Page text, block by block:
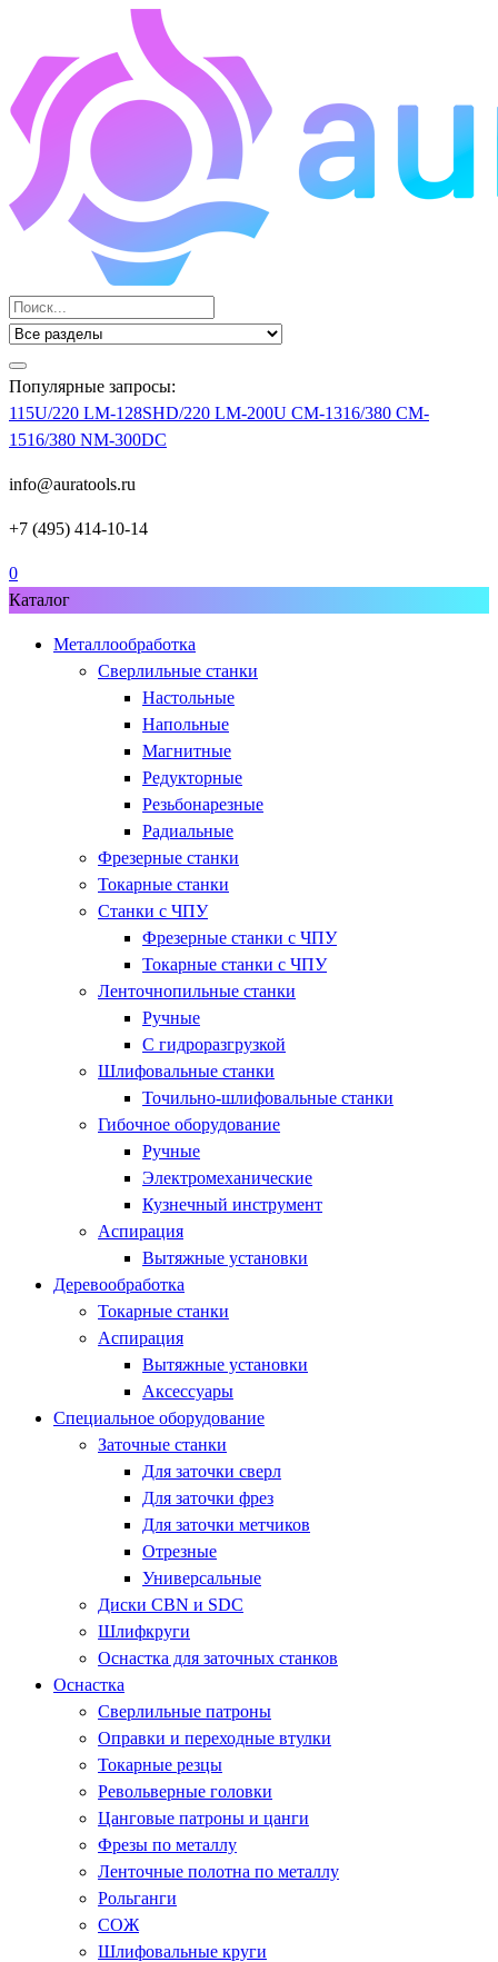
Популярные запросы:
115U/220 LM-128SHD/220 LM-200U CM-1316/380 CM-
1516/380 NM-300DC
info@auratools.ru
+7 (495) 414-10-14
0
Каталог
Металлообработка
Сверлильные станки
Настольные
Напольные
Магнитные
Редукторные
Резьбонарезные
Радиальные
Фрезерные станки
Токарные станки
Станки с ЧПУ
Фрезерные станки с ЧПУ
Токарные станки с ЧПУ
Ленточнопильные станки
Ручные
С гидроразгрузкой
Шлифовальные станки
Точильно-шлифовальные станки
Гибочное оборудование
Ручные
Электромеханические
Кузнечный инструмент
Аспирация
Вытяжные установки
Деревообработка
Токарные станки
Аспирация
Вытяжные установки
Аксессуары
Специальное оборудование
Заточные станки
Для заточки сверл
Для заточки фрез
Для заточки метчиков
Отрезные
Универсальные
Диски CBN и SDC
Шлифкруги
Оснастка для заточных станков
Оснастка
Сверлильные патроны
Оправки и переходные втулки
Токарные резцы
Револьверные головки
Цанговые патроны и цанги
Фрезы по металлу
Ленточные полотна по металлу
Рольганги
СОЖ
Шлифовальные круги